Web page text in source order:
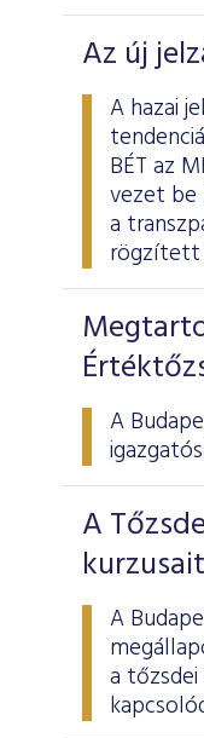
Az új
A hazai
BÉT az
vezet be
a
rögzített
A
A
kurzusait
A
a